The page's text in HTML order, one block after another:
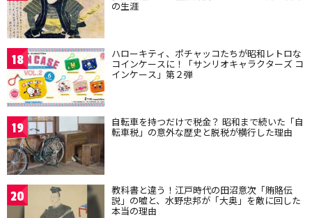
の生涯
18 ハローキティ、ポチャッコたちが昭和レトロな
コインケースに！「サンリオキャラクターズ コ
インケース」第２弾
19 自転車を持つだけで税金？ 昭和まで続いた「自
転車税」の意外な歴史と脱税が横行した理由
20 教科書と違う！江戸時代の田沼意次「賄賂伝
説」の嘘と、水野忠邦が「大奥」を敵に回した
本当の理由